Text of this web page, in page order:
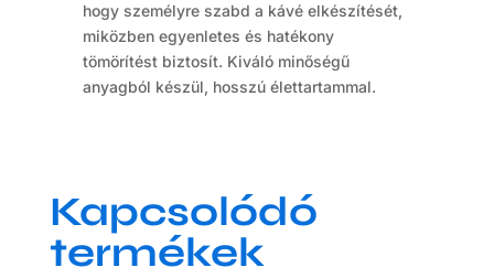
hogy személyre szabd a kávé elkészítését,
miközben egyenletes és hatékony
tömörítést biztosít. Kiváló minőségű
anyagból készül, hosszú élettartammal.
Kapcsolódó
termékek